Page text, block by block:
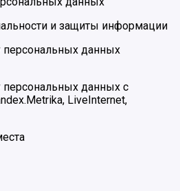
и защиты информации
персональных данных
персональных данных с
LiveInternet,